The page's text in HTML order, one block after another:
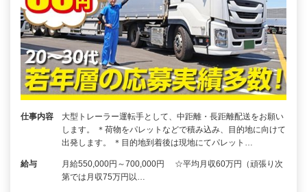
仕事内容
大型トレーラー運転手として、中距離・長距離配送をお願い
します。 ＊荷物をパレットなどで積み込み、目的地に向けて
出発します。 ＊目的地到着後は現地にてパレット…
給与
月給550,000円～700,000円 ☆平均月収60万円（頑張り次
第では月収75万円以…